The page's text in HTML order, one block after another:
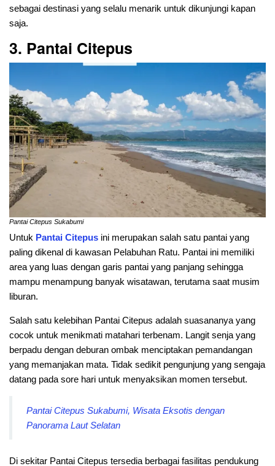
sebagai destinasi yang selalu menarik untuk dikunjungi kapan
saja.
3. Pantai Citepus
Pantai Citepus Sukabumi
Untuk Pantai Citepus ini merupakan salah satu pantai yang
paling dikenal di kawasan Pelabuhan Ratu. Pantai ini memiliki
area yang luas dengan garis pantai yang panjang sehingga
mampu menampung banyak wisatawan, terutama saat musim
liburan.
Salah satu kelebihan Pantai Citepus adalah suasananya yang
cocok untuk menikmati matahari terbenam. Langit senja yang
berpadu dengan deburan ombak menciptakan pemandangan
yang memanjakan mata. Tidak sedikit pengunjung yang sengaja
datang pada sore hari untuk menyaksikan momen tersebut.
Pantai Citepus Sukabumi, Wisata Eksotis dengan
Panorama Laut Selatan
Di sekitar Pantai Citepus tersedia berbagai fasilitas pendukung